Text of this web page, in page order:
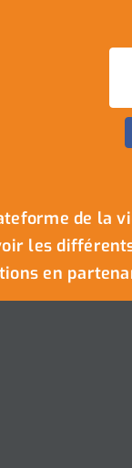
de la
les
en